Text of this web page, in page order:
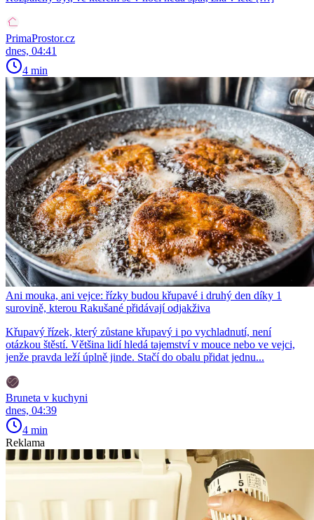
PrimaProstor.cz
dnes, 04:41
4 min
Ani mouka, ani vejce: řízky budou křupavé i druhý den díky 1
surovině, kterou Rakušané přidávají odjakživa
Křupavý řízek, který zůstane křupavý i po vychladnutí, není
otázkou štěstí. Většina lidí hledá tajemství v mouce nebo ve vejci,
jenže pravda leží úplně jinde. Stačí do obalu přidat jednu...
Bruneta v kuchyni
dnes, 04:39
4 min
Reklama